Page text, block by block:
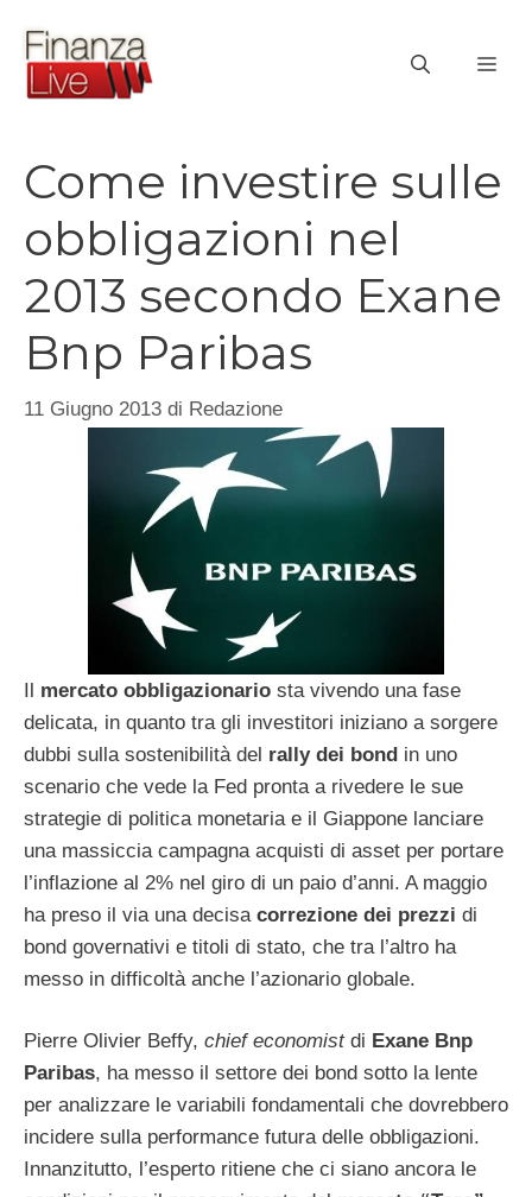
contenuto
Come investire sulle
obbligazioni nel
2013 secondo Exane
Bnp Paribas
11 Giugno 2013 di Redazione
Il mercato obbligazionario sta vivendo una fase
delicata, in quanto tra gli investitori iniziano a sorgere
dubbi sulla sostenibilità del rally dei bond in uno
scenario che vede la Fed pronta a rivedere le sue
strategie di politica monetaria e il Giappone lanciare
una massiccia campagna acquisti di asset per portare
l’inflazione al 2% nel giro di un paio d’anni. A maggio
ha preso il via una decisa correzione dei prezzi di
bond governativi e titoli di stato, che tra l’altro ha
messo in difficoltà anche l’azionario globale.
Pierre Olivier Beffy, chief economist di Exane Bnp
Paribas, ha messo il settore dei bond sotto la lente
per analizzare le variabili fondamentali che dovrebbero
incidere sulla performance futura delle obbligazioni.
Innanzitutto, l’esperto ritiene che ci siano ancora le